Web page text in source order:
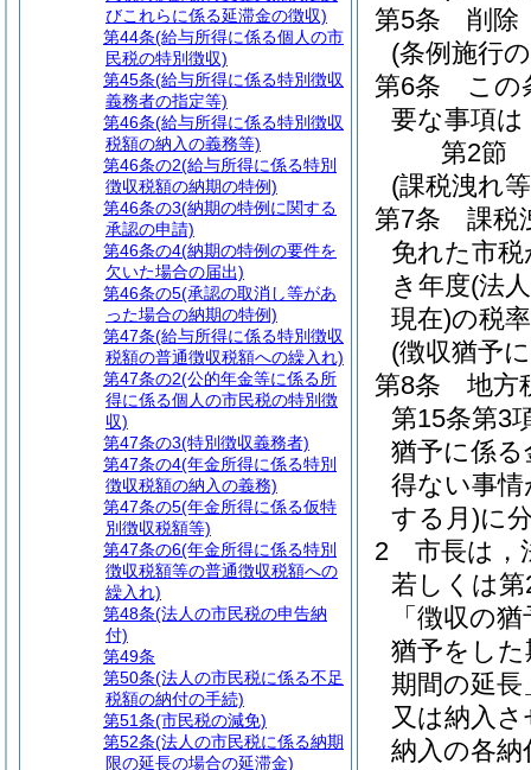
第5条
削除
(条例施行
第6条
この
要な事項
第2節
(課税洩れ
第7条
課税
免れた市
き年度(法
現在)の税
(徴収猶予
第8条
地方
第15条第3
猶予に係
得ない事
する月)に
2
市長は，
若しくは
「徴収の
猶予をし
期間の延
又は納入
納入の各納
びこれらに係る延滞金の徴収)
第44条(給与所得に係る個人の市
民税の特別徴収)
第45条(給与所得に係る特別徴収
義務者の指定等)
第46条(給与所得に係る特別徴収
税額の納入の義務等)
第46条の2(給与所得に係る特別
徴収税額の納期の特例)
第46条の3(納期の特例に関する
承認の申請)
第46条の4(納期の特例の要件を
欠いた場合の届出)
第46条の5(承認の取消し等があ
った場合の納期の特例)
第47条(給与所得に係る特別徴収
税額の普通徴収税額への繰入れ)
第47条の2(公的年金等に係る所
得に係る個人の市民税の特別徴
収)
第47条の3(特別徴収義務者)
第47条の4(年金所得に係る特別
徴収税額の納入の義務)
第47条の5(年金所得に係る仮特
別徴収税額等)
第47条の6(年金所得に係る特別
徴収税額等の普通徴収税額への
繰入れ)
第48条(法人の市民税の申告納
付)
第49条
第50条(法人の市民税に係る不足
税額の納付の手続)
第51条(市民税の減免)
第52条(法人の市民税に係る納期
限の延長の場合の延滞金)